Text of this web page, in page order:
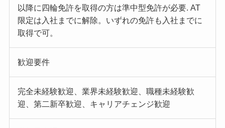
以降に四輪免許を取得の方は準中型免許が必要. AT
限定は入社までに解除。いずれの免許も入社までに
取得で可。
歓迎要件
完全未経験歓迎、業界未経験歓迎、職種未経験歓
迎、第二新卒歓迎、キャリアチェンジ歓迎